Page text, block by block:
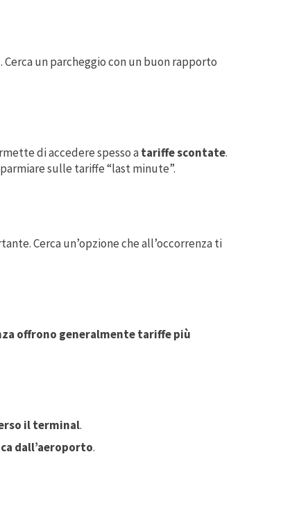
. Cerca un parcheggio con un buon rapporto
di accedere spesso atariffe scontate.
sulle tariffe “last minute”.
Cerca un’opzione che all’occorrenza ti
offrono generalmente tariffe più
il terminal.
dall’aeroporto.